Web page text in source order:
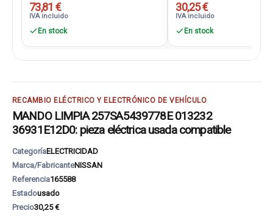
73,81 €
IVA incluido
En stock
30,25 €
IVA incluido
En stock
RECAMBIO ELÉCTRICO Y ELECTRÓNICO DE VEHÍCULO
MANDO LIMPIA 257SA5439778E 013232
36931E12D0: pieza eléctrica usada compatible
CategoríaELECTRICIDAD
Marca/FabricanteNISSAN
Referencia165588
Estadousado
Precio30,25 €